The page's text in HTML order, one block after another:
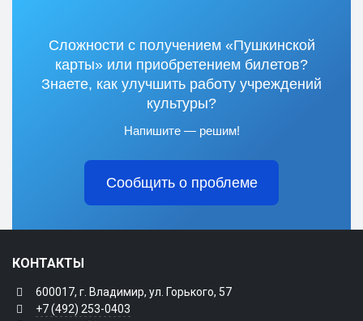
Сложности с получением «Пушкинской
карты» или приобретением билетов?
Знаете, как улучшить работу учреждений
культуры?
Напишите — решим!
Сообщить о проблеме
КОНТАКТЫ
600017, г. Владимир, ул. Горького, 57
+7 (492) 253-0403